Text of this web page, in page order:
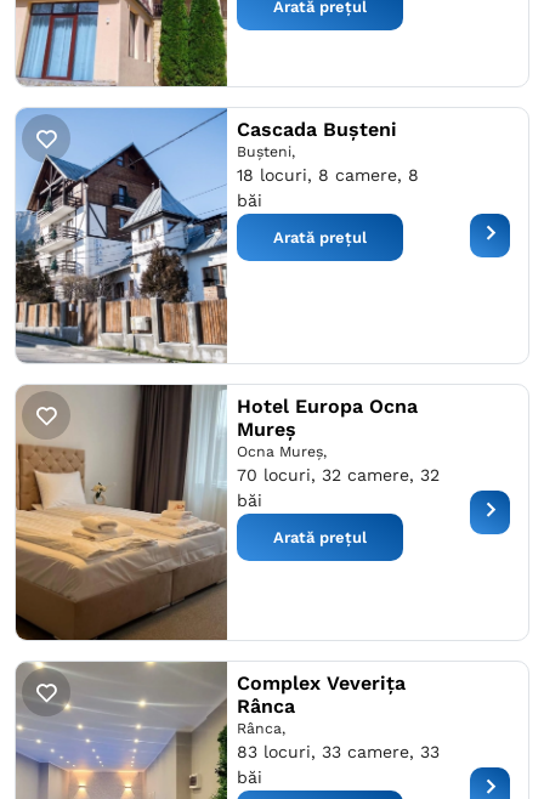
Arată prețul
Cascada Bușteni
Buşteni,
18 locuri, 8 camere, 8
băi
Arată prețul
Hotel Europa Ocna
Mureș
Ocna Mureş,
70 locuri, 32 camere, 32
băi
Arată prețul
Complex Veverița
Rânca
Rânca,
83 locuri, 33 camere, 33
băi